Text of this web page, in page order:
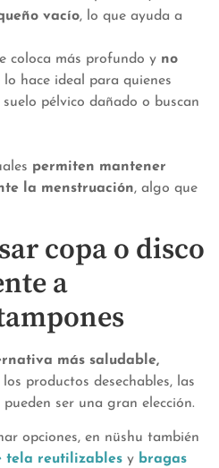
vacío, lo que ayuda a
coloca más profundo y no
lo hace ideal para quienes
pélvico dañado o buscan
permiten mantener
la menstruación, algo que
copa o disco
a
más saludable,
los productos desechables, las
ser una gran elección.
opciones, en nüshu también
tela reutilizables y bragas